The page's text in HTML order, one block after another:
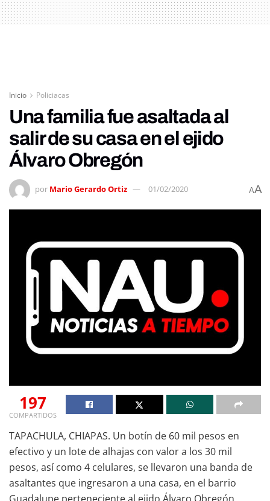
Inicio Policiacas
Una familia fue asaltada al
salir de su casa en el ejido
Álvaro Obregón
por Mario Gerardo Ortiz 01/02/2020 AA
197
COMPARTIDOS
TAPACHULA, CHIAPAS. Un botín de 60 mil pesos en
efectivo y un lote de alhajas con valor a los 30 mil
pesos, así como 4 celulares, se llevaron una banda de
asaltantes que ingresaron a una casa, en el barrio